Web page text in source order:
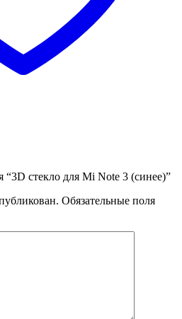
“3D стекло для Mi Note 3 (синее)”
Обязательные поля